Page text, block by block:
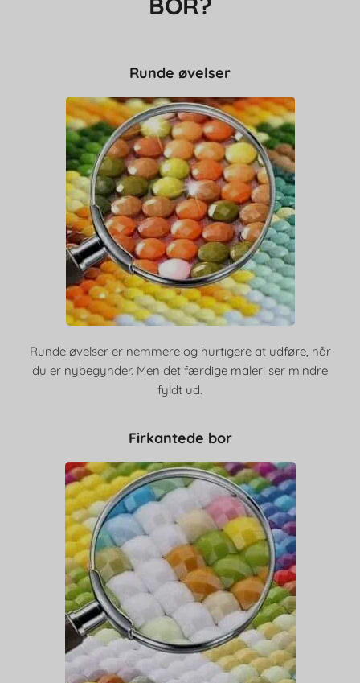
Runde øvelser
Runde øvelser er nemmere og hurtigere at udføre, når
du er nybegynder. Men det færdige maleri ser mindre
fyldt ud.
Firkantede bor